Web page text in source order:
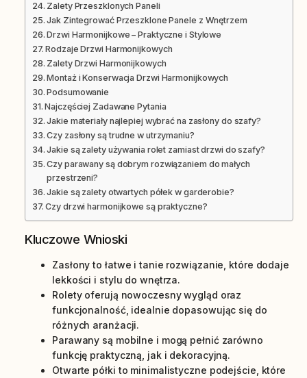
Zalety Przeszklonych Paneli
Jak Zintegrować Przeszklone Panele z Wnętrzem
Drzwi Harmonijkowe – Praktyczne i Stylowe
Rodzaje Drzwi Harmonijkowych
Zalety Drzwi Harmonijkowych
Montaż i Konserwacja Drzwi Harmonijkowych
Podsumowanie
Najczęściej Zadawane Pytania
Jakie materiały najlepiej wybrać na zasłony do szafy?
Czy zasłony są trudne w utrzymaniu?
Jakie są zalety używania rolet zamiast drzwi do szafy?
Czy parawany są dobrym rozwiązaniem do małych
przestrzeni?
Jakie są zalety otwartych półek w garderobie?
Czy drzwi harmonijkowe są praktyczne?
Kluczowe Wnioski
Zasłony to łatwe i tanie rozwiązanie, które dodaje
lekkości i stylu do wnętrza.
Rolety oferują nowoczesny wygląd oraz
funkcjonalność, idealnie dopasowując się do
różnych aranżacji.
Parawany są mobilne i mogą pełnić zarówno
funkcję praktyczną, jak i dekoracyjną.
Otwarte półki to minimalistyczne podejście, które